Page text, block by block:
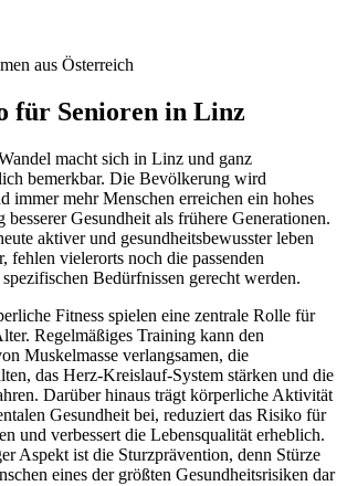
aus Österreich
für Senioren in Linz
macht sich in Linz und ganz
bemerkbar. Die Bevölkerung wird
immer mehr Menschen erreichen ein hohes
Gesundheit als frühere Generationen.
aktiver und gesundheitsbewusster leben
fehlen vielerorts noch die passenden
Bedürfnissen gerecht werden.
Fitness spielen eine zentrale Rolle für
Regelmäßiges Training kann den
Muskelmasse verlangsamen, die
das Herz-Kreislauf-System stärken und die
Darüber hinaus trägt körperliche Aktivität
Gesundheit bei, reduziert das Risiko für
und verbessert die Lebensqualität erheblich.
Aspekt ist die Sturzprävention, denn Stürze
eines der größten Gesundheitsrisiken dar